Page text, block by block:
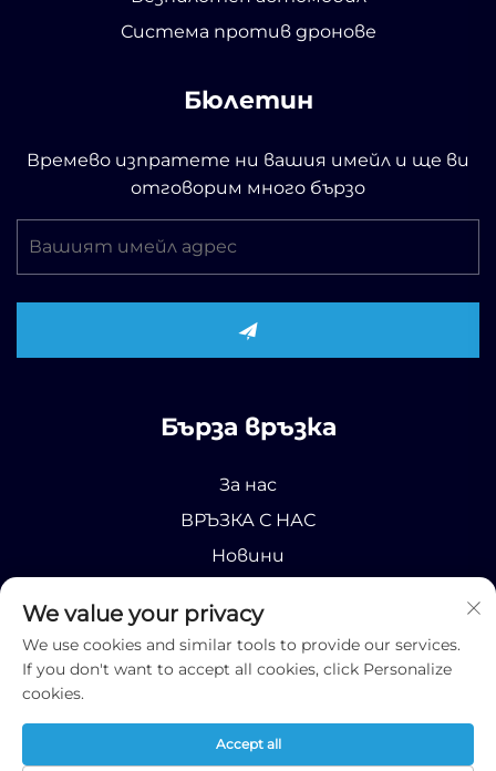
Система против дронове
Бюлетин
Времево изпратете ни вашия имейл и ще ви
отговорим много бързо
Бърза връзка
За нас
ВРЪЗКА С НАС
Новини
Всички права запазени © 2025 Runhao (Shandong)
International Business Co., Ltd;
We value your privacy
We use cookies and similar tools to provide our services.
If you don't want to accept all cookies, click Personalize
cookies.
Accept all